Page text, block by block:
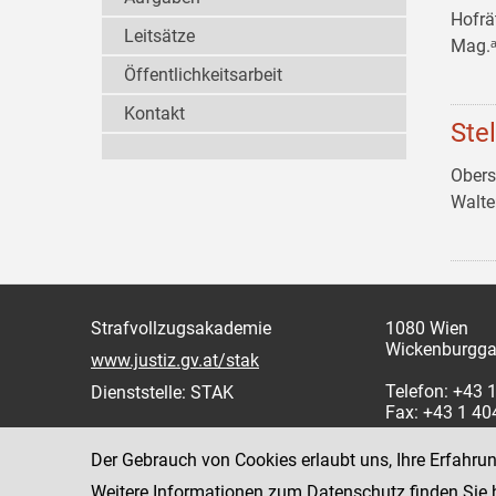
Leitsätze
Öffentlichkeitsarbeit
Kontakt
Strafvollzugsakademie
www.justiz.gv.at/stak
Dienststelle: STAK
1080 Wien
Telefon: +43
Fax: +43 1
Der Gebrauch von Cookies erlaubt uns, Ihre